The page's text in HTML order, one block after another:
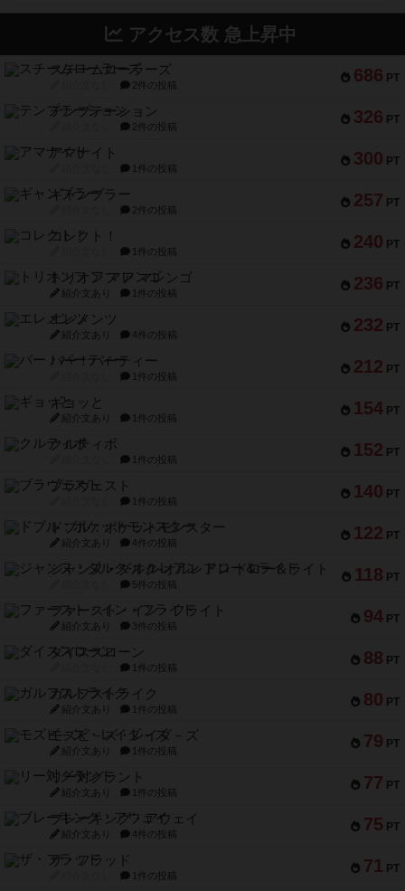
アクセス数 急上昇中
686 PT
スチームローラーズ
2件の投稿
326 PT
テンプテーション
2件の投稿
300 PT
アマナイト
1件の投稿
257 PT
ギャンブラー
2件の投稿
240 PT
コレクト！
1件の投稿
236 PT
トリオンフ ア マレンゴ
紹介文あり 1件の投稿
232 PT
エレメンツ
紹介文あり 4件の投稿
212 PT
バー！パーティー
1件の投稿
154 PT
ギョッと
紹介文あり 1件の投稿
152 PT
クルティボ
1件の投稿
140 PT
ブラヴェスト
1件の投稿
122 PT
ドブル：ポケットモンスター
紹介文あり 4件の投稿
118 PT
ジャンヌ・ダルク-オルレアン ドロー＆ライト
5件の投稿
94 PT
ファースト・イン・フライト
紹介文あり 3件の投稿
88 PT
ダイススローン
1件の投稿
80 PT
ガルフストライク
紹介文あり 1件の投稿
79 PT
モズビ－ズ・レイダ－ズ
紹介文あり 1件の投稿
77 PT
リー対グラント
紹介文あり 1件の投稿
75 PT
ブレーキング・アウェイ
紹介文あり 4件の投稿
71 PT
ザ・フラッド
1件の投稿